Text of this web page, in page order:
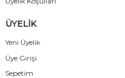
ÜYELİK
Yeni Üyelik
Üye Girişi
Sepetim